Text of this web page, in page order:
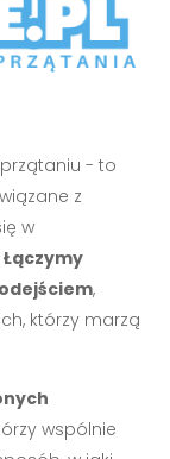
- to
z
w
Łączymy
,
którzy marzą
wspólnie